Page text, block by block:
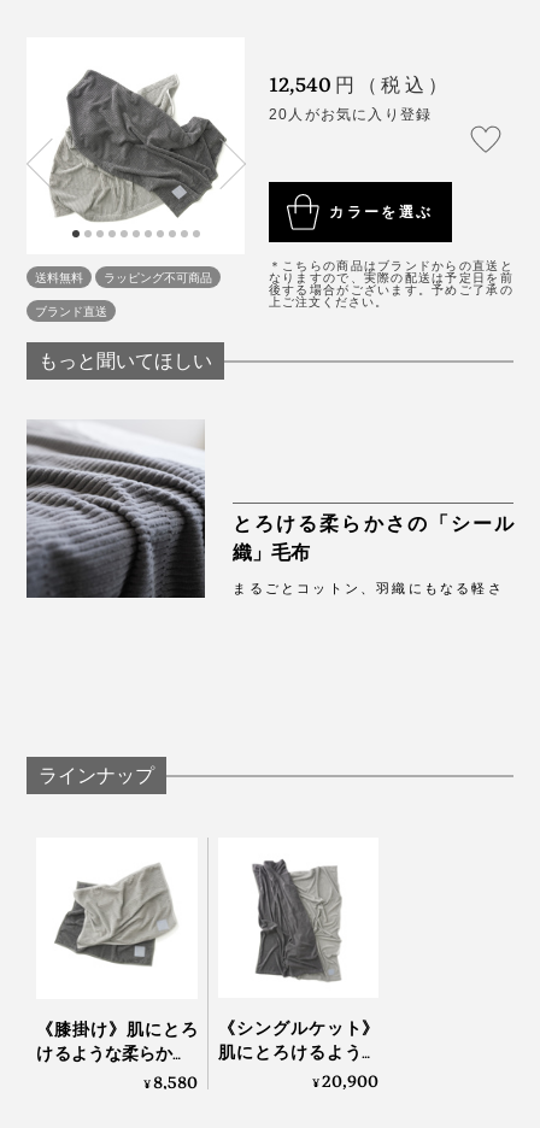
《商品仕様》
サイズ：ハーフケット／幅140×長さ100cm
素材：パイル（毛羽部分）／綿100％、地糸／綿
100％
重さ：約0.6kg
製造国：日本
送料無料
ラッピング不可商品
ブランド直送
12,540 円（税込）
20人がお気に入り登録
カラーを選ぶ
＊こちらの商品はブランドからの直送と
なりますので、実際の配送は予定日を前
後する場合がございます。予めご了承の
上ご注文ください。
もっと聞いてほしい
とろける柔らかさの「シール
織」毛布
まるごとコットン、羽織にもなる軽さ
ラインナップ
《膝掛け》肌にとろ
けるような柔らかさ…
コットンだから一年
¥8,580
《シングルケット》
肌にとろけるような
柔らかさ…コットンだ
¥20,900